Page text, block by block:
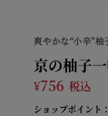
爽やかな“小辛”柚
京の柚子
¥756 税込
ショップポイント：